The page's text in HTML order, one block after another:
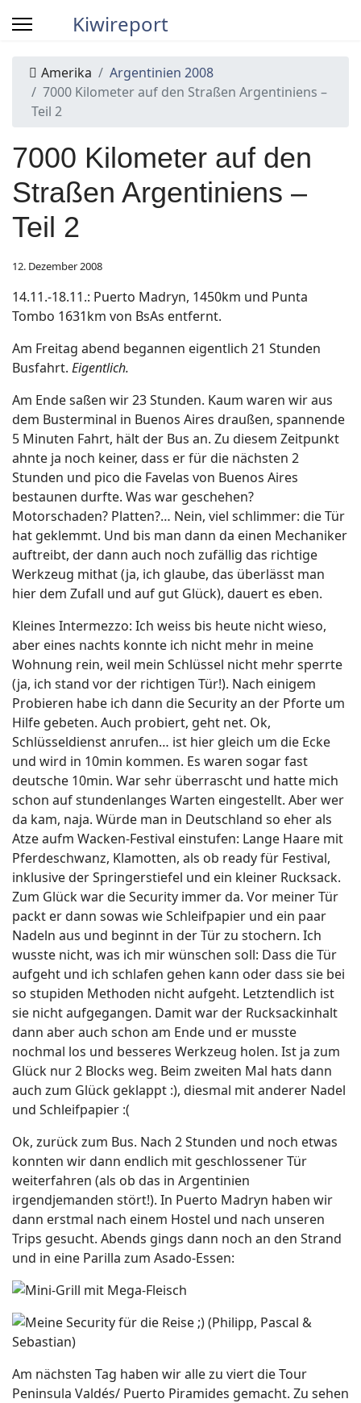
Kiwireport
Amerika
Argentinien 2008
7000 Kilometer auf den Straßen Argentiniens –
Teil 2
7000 Kilometer auf den
Straßen Argentiniens –
Teil 2
12. Dezember 2008
14.11.-18.11.: Puerto Madryn, 1450km und Punta
Tombo 1631km von BsAs entfernt.
Am Freitag abend begannen eigentlich 21 Stunden
Busfahrt. Eigentlich.
Am Ende saßen wir 23 Stunden. Kaum waren wir aus
dem Busterminal in Buenos Aires draußen, spannende
5 Minuten Fahrt, hält der Bus an. Zu diesem Zeitpunkt
ahnte ja noch keiner, dass er für die nächsten 2
Stunden und pico die Favelas von Buenos Aires
bestaunen durfte. Was war geschehen?
Motorschaden? Platten?… Nein, viel schlimmer: die Tür
hat geklemmt. Und bis man dann da einen Mechaniker
auftreibt, der dann auch noch zufällig das richtige
Werkzeug mithat (ja, ich glaube, das überlässt man
hier dem Zufall und auf gut Glück), dauert es eben.
Kleines Intermezzo: Ich weiss bis heute nicht wieso,
aber eines nachts konnte ich nicht mehr in meine
Wohnung rein, weil mein Schlüssel nicht mehr sperrte
(ja, ich stand vor der richtigen Tür!). Nach einigem
Probieren habe ich dann die Security an der Pforte um
Hilfe gebeten. Auch probiert, geht net. Ok,
Schlüsseldienst anrufen… ist hier gleich um die Ecke
und wird in 10min kommen. Es waren sogar fast
deutsche 10min. War sehr überrascht und hatte mich
schon auf stundenlanges Warten eingestellt. Aber wer
da kam, naja. Würde man in Deutschland so eher als
Atze aufm Wacken-Festival einstufen: Lange Haare mit
Pferdeschwanz, Klamotten, als ob ready für Festival,
inklusive der Springerstiefel und ein kleiner Rucksack.
Zum Glück war die Security immer da. Vor meiner Tür
packt er dann sowas wie Schleifpapier und ein paar
Nadeln aus und beginnt in der Tür zu stochern. Ich
wusste nicht, was ich mir wünschen soll: Dass die Tür
aufgeht und ich schlafen gehen kann oder dass sie bei
so stupiden Methoden nicht aufgeht. Letztendlich ist
sie nicht aufgegangen. Damit war der Rucksackinhalt
dann aber auch schon am Ende und er musste
nochmal los und besseres Werkzeug holen. Ist ja zum
Glück nur 2 Blocks weg. Beim zweiten Mal hats dann
auch zum Glück geklappt :), diesmal mit anderer Nadel
und Schleifpapier :(
Ok, zurück zum Bus. Nach 2 Stunden und noch etwas
konnten wir dann endlich mit geschlossener Tür
weiterfahren (als ob das in Argentinien
irgendjemanden stört!). In Puerto Madryn haben wir
dann erstmal nach einem Hostel und nach unseren
Trips gesucht. Abends gings dann noch an den Strand
und in eine Parilla zum Asado-Essen:
Am nächsten Tag haben wir alle zu viert die Tour
Peninsula Valdés/ Puerto Piramides gemacht. Zu sehen